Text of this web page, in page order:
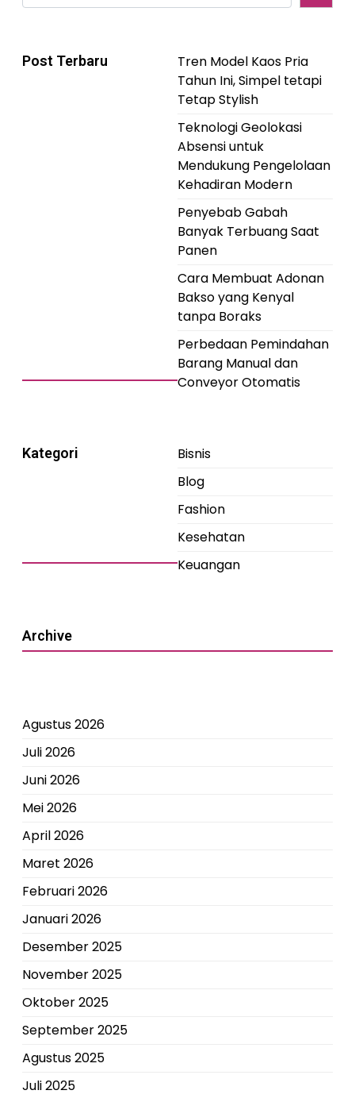
Post Terbaru
Tren Model Kaos Pria
Tahun Ini, Simpel tetapi
Tetap Stylish
Teknologi Geolokasi
Absensi untuk
Mendukung Pengelolaan
Kehadiran Modern
Penyebab Gabah
Banyak Terbuang Saat
Panen
Cara Membuat Adonan
Bakso yang Kenyal
tanpa Boraks
Perbedaan Pemindahan
Barang Manual dan
Conveyor Otomatis
Kategori
Bisnis
Blog
Fashion
Kesehatan
Keuangan
Archive
Agustus 2026
Juli 2026
Juni 2026
Mei 2026
April 2026
Maret 2026
Februari 2026
Januari 2026
Desember 2025
November 2025
Oktober 2025
September 2025
Agustus 2025
Juli 2025